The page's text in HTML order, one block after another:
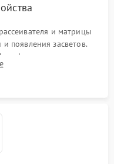
и матрицы
появления засветов.
фиксация плат и
корпуса монитора.